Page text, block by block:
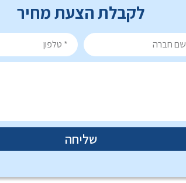
לקבלת הצעת מחיר
שליחה